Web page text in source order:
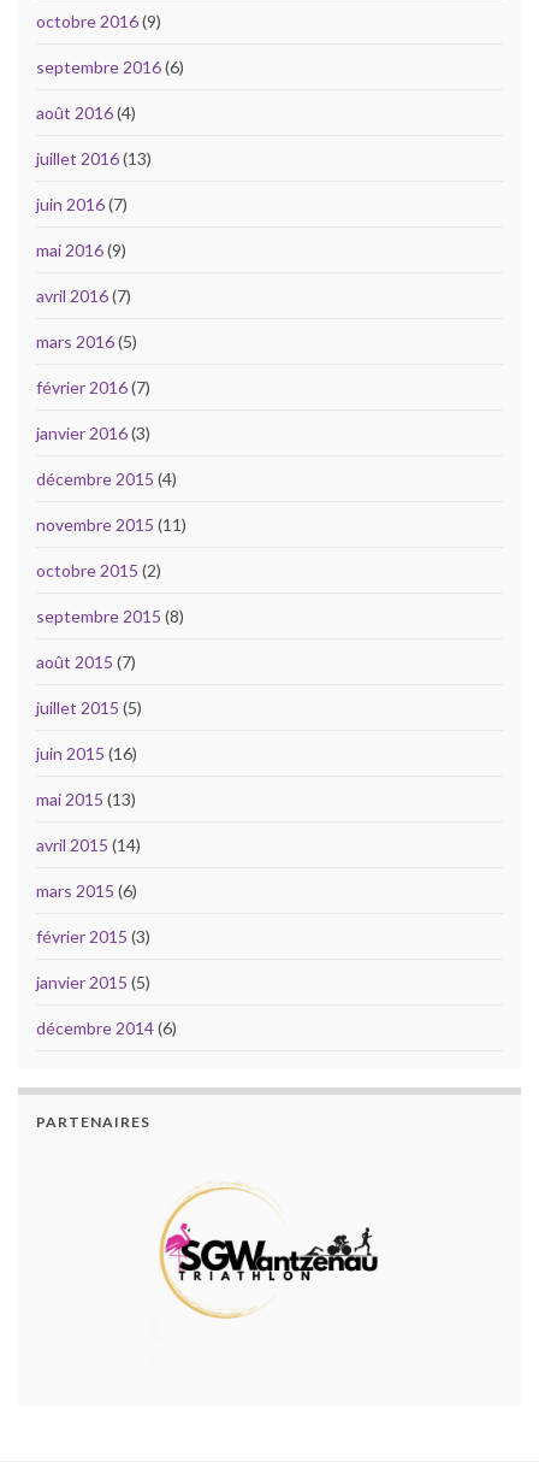
octobre 2016(9)
septembre 2016(6)
août 2016(4)
juillet 2016(13)
juin 2016(7)
mai 2016(9)
avril 2016(7)
mars 2016(5)
février 2016(7)
janvier 2016(3)
décembre 2015 (4)
novembre 2015 (11)
octobre 2015 (2)
septembre 2015 (8)
août 2015 (7)
juillet 2015 (5)
juin 2015 (16)
mai 2015 (13)
avril 2015 (14)
mars 2015 (6)
février 2015 (3)
janvier 2015 (5)
décembre 2014(6)
PARTENAIRES